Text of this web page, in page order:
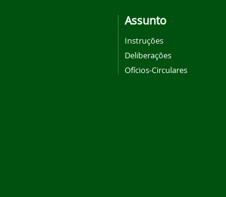
Assunto
Instruções
Deliberações
Ofícios-Circulares